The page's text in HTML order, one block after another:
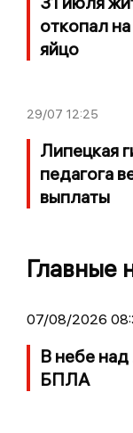
откопал
яйцо
29/07 12:25
Липецкая
педагога
выплаты
Главные
07/08/2026
В небе
БПЛА